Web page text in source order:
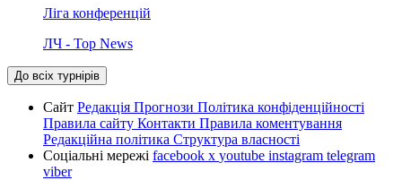
Ліга конференцій
ЛЧ - Top News
До всіх турнірів
Сайт Редакція Прогнози Політика конфіденційності
Правила сайту Контакти Правила коментування
Редакційна політика Структура власності
Соціальні мережі facebook x youtube instagram telegram
viber